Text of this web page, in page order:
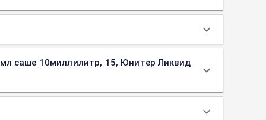
саше 10миллилитр, 15, Юнитер Ликвид